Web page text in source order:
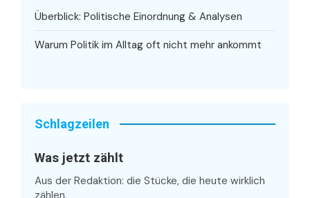
Überblick: Politische Einordnung & Analysen
Warum Politik im Alltag oft nicht mehr ankommt
Schlagzeilen
Was jetzt zählt
Aus der Redaktion: die Stücke, die heute wirklich
zählen.